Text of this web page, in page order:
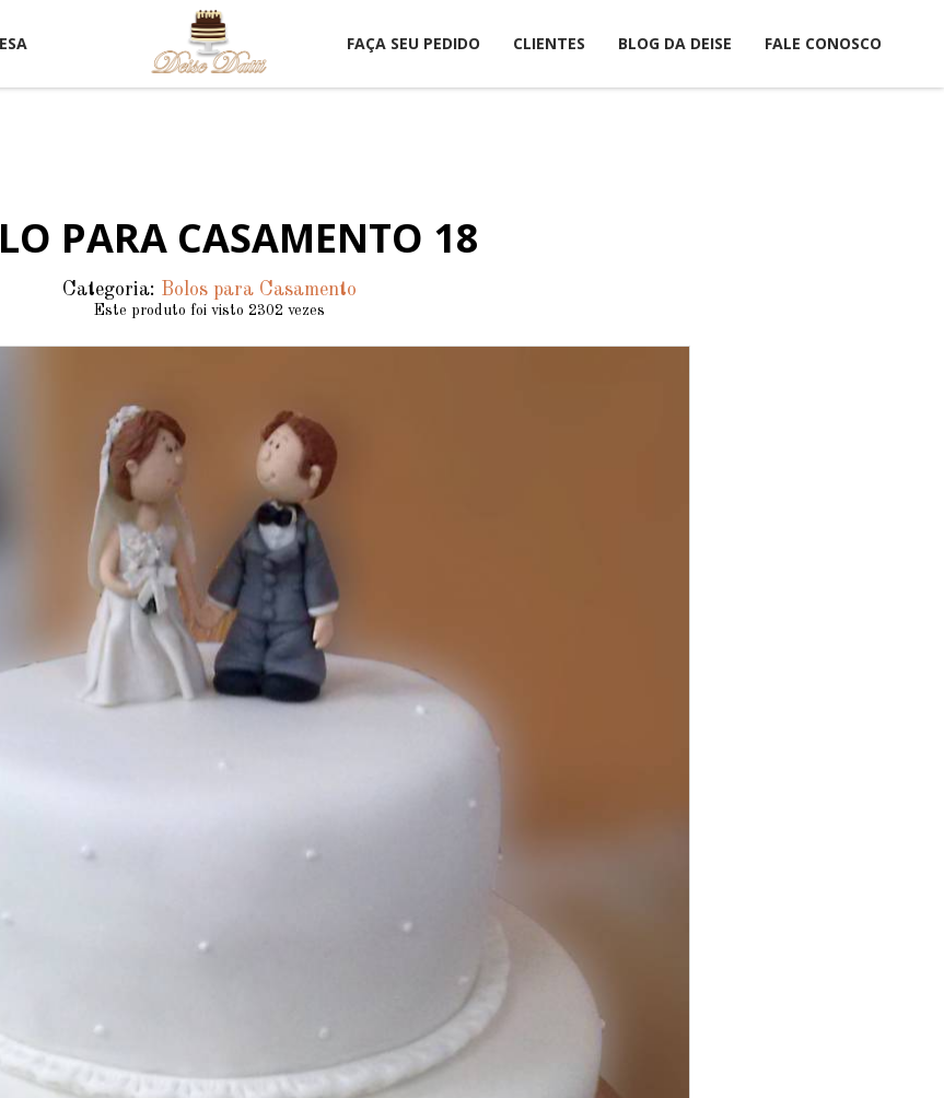
FAÇA SEU PEDIDO CLIENTES BLOG DA DEISE FALE CONOSCO
PARA CASAMENTO 18
Categoria: Bolos para Casamento
Este produto foi visto 2302 vezes